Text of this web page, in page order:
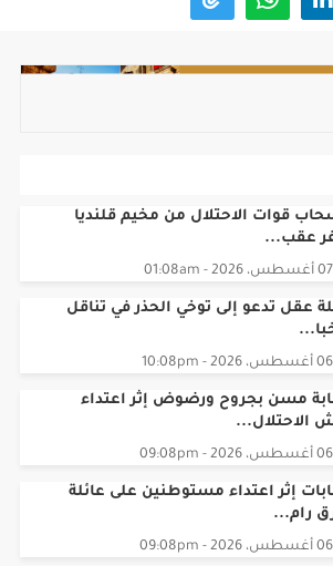
قوات الاحتلال من مخيم قلنديا
عقب...
07 أغسطس، 2026 - 01:08am
عقل تدعو إلى توخي الحذر في تناقل
06 أغسطس، 2026 - 10:08pm
مسن بجروح ورضوض إثر اعتداء
الاحتلال...
06 أغسطس، 2026 - 09:08pm
إثر اعتداء مستوطنين على عائلة
رام...
06 أغسطس، 2026 - 09:08pm